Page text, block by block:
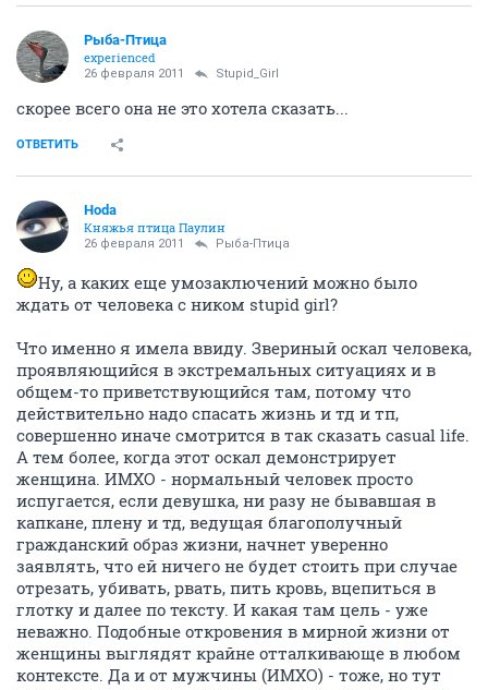
Рыба-Птица
experienced
26 февраля 2011 Stupid_Girl
скорее всего она не это хотела сказать...
ОТВЕТИТЬ
Hoda
Княжья птица Паулин
26 февраля 2011 Рыба-Птица
Ну, а каких еще умозаключений можно было
ждать от человека с ником stupid girl?
Что именно я имела ввиду. Звериный оскал человека,
проявляющийся в экстремальных ситуациях и в
общем-то приветствующийся там, потому что
действительно надо спасать жизнь и тд и тп,
совершенно иначе смотрится в так сказать casual life.
А тем более, когда этот оскал демонстрирует
женщина. ИМХО - нормальный человек просто
испугается, если девушка, ни разу не бывавшая в
капкане, плену и тд, ведущая благополучный
гражданский образ жизни, начнет уверенно
заявлять, что ей ничего не будет стоить при случае
отрезать, убивать, рвать, пить кровь, вцепиться в
глотку и далее по тексту. И какая там цель - уже
неважно. Подобные откровения в мирной жизни от
женщины выглядят крайне отталкивающе в любом
контексте. Да и от мужчины (ИМХО) - тоже, но тут